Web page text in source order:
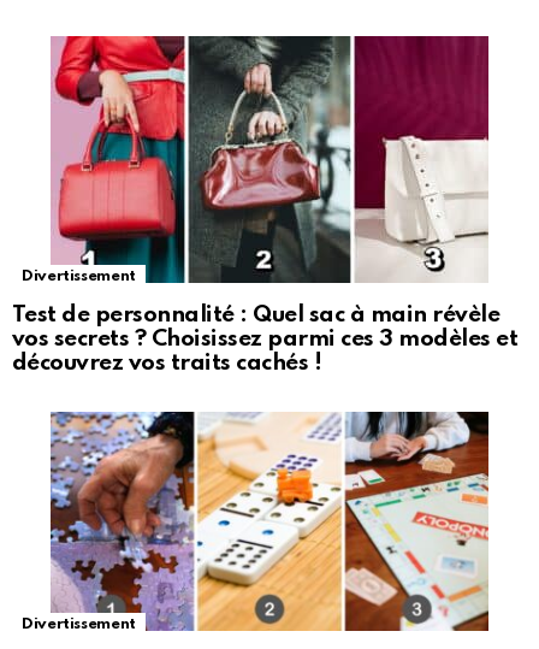
Divertissement
Test de personnalité : Quel sac à main révèle
vos secrets ? Choisissez parmi ces 3 modèles et
découvrez vos traits cachés !
Divertissement